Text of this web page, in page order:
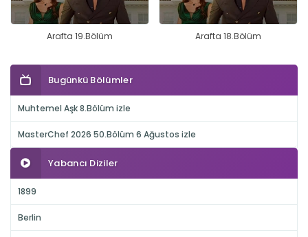
Arafta 19.Bölüm Arafta 18.Bölüm
Bugünkü Bölümler
Muhtemel Aşk 8.Bölüm izle
MasterChef 2026 50.Bölüm 6 Ağustos izle
Yabancı Diziler
1899
Berlin